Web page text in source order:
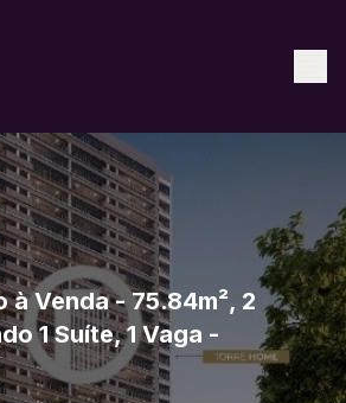
Venda - 75.84m², 2
1 Suíte, 1 Vaga -